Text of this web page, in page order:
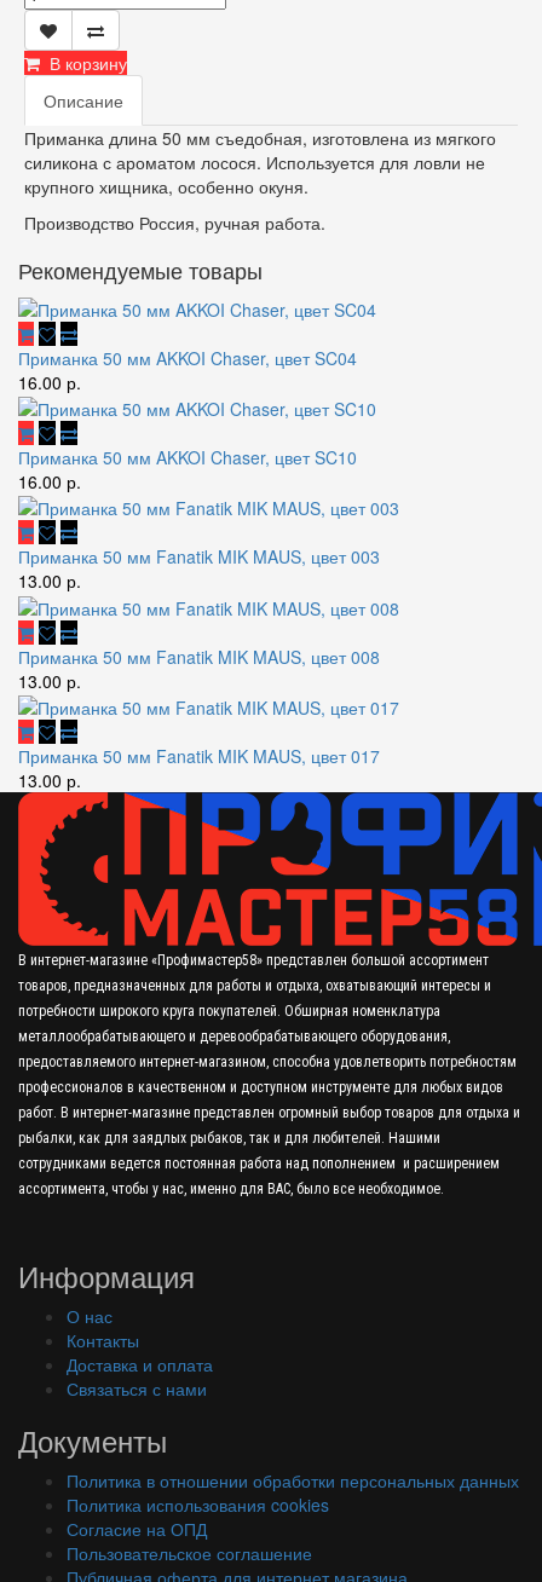
В корзину
Описание
Приманка длина 50 мм съедобная, изготовлена из мягкого
силикона с ароматом лосося. Используется для ловли не
крупного хищника, особенно окуня.
Производство Россия, ручная работа.
Рекомендуемые товары
Приманка 50 мм AKKOI Chaser, цвет SC04
16.00 р.
Приманка 50 мм AKKOI Chaser, цвет SC10
16.00 р.
Приманка 50 мм Fanatik MIK MAUS, цвет 003
13.00 р.
Приманка 50 мм Fanatik MIK MAUS, цвет 008
13.00 р.
Приманка 50 мм Fanatik MIK MAUS, цвет 017
13.00 р.
В интернет-магазине «Профимастер58» представлен большой ассортимент
товаров, предназначенных для работы и отдыха, охватывающий интересы и
потребности широкого круга покупателей. Обширная номенклатура
металлообрабатывающего и деревообрабатывающего оборудования,
предоставляемого интернет-магазином, способна удовлетворить потребностям
профессионалов в качественном и доступном инструменте для любых видов
работ. В интернет-магазине представлен огромный выбор товаров для отдыха и
рыбалки, как для заядлых рыбаков, так и для любителей. Нашими
сотрудниками ведется постоянная работа над пополнением и расширением
ассортимента, чтобы у нас, именно для ВАС, было все необходимое.
Информация
О нас
Контакты
Доставка и оплата
Связаться с нами
Документы
Политика в отношении обработки персональных данных
Политика использования cookies
Согласие на ОПД
Пользовательское соглашение
Публичная оферта для интернет магазина